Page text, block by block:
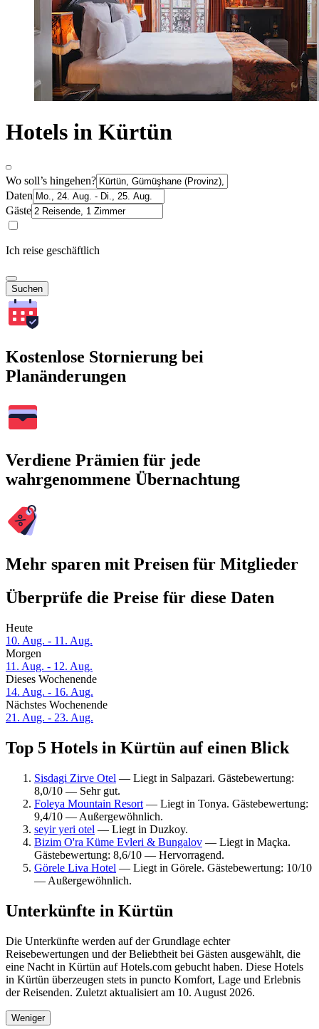
Hotels in Kürtün
Wo soll’s hingehen?
Daten
Gäste
Ich reise geschäftlich
Suchen
Kostenlose Stornierung bei
Planänderungen
Verdiene Prämien für jede
wahrgenommene Übernachtung
Mehr sparen mit Preisen für Mitglieder
Überprüfe die Preise für diese Daten
Heute
10. Aug. - 11. Aug.
Morgen
11. Aug. - 12. Aug.
Dieses Wochenende
14. Aug. - 16. Aug.
Nächstes Wochenende
21. Aug. - 23. Aug.
Top 5 Hotels in Kürtün auf einen Blick
Sisdagi Zirve Otel — Liegt in Salpazari. Gästebewertung:
8,0/10 — Sehr gut.
Foleya Mountain Resort — Liegt in Tonya. Gästebewertung:
9,4/10 — Außergewöhnlich.
seyir yeri otel — Liegt in Duzkoy.
Bizim O'ra Küme Evleri & Bungalov — Liegt in Maçka.
Gästebewertung: 8,6/10 — Hervorragend.
Görele Liva Hotel — Liegt in Görele. Gästebewertung: 10/10
— Außergewöhnlich.
Unterkünfte in Kürtün
Die Unterkünfte werden auf der Grundlage echter
Reisebewertungen und der Beliebtheit bei Gästen ausgewählt, die
eine Nacht in Kürtün auf Hotels.com gebucht haben. Diese Hotels
in Kürtün überzeugen stets in puncto Komfort, Lage und Erlebnis
der Reisenden. Zuletzt aktualisiert am 10. August 2026.
Weniger